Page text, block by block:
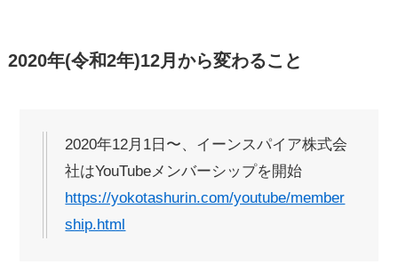
2020年(令和2年)12月から変わること
2020年12月1日〜、イーンスパイア株式会
社はYouTubeメンバーシップを開始
https://yokotashurin.com/youtube/member
ship.html